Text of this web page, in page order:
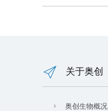
关于奥创
奥创生物概况